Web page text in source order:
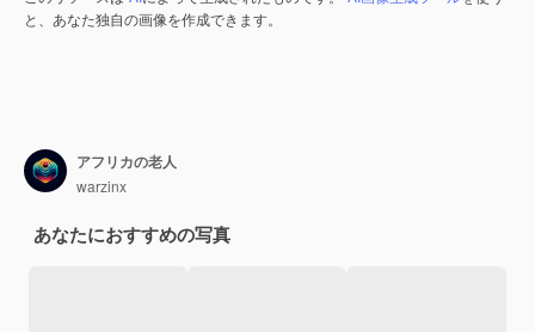
と、あなた独自の画像を作成できます。
アフリカの老人
warzinx
あなたにおすすめの写真